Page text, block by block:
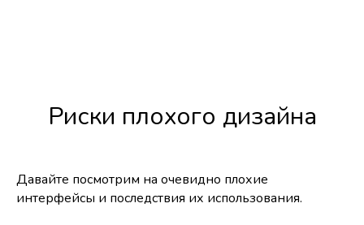
Риски плохого дизайна
Давайте посмотрим на очевидно плохие
интерфейсы и последствия их использования.